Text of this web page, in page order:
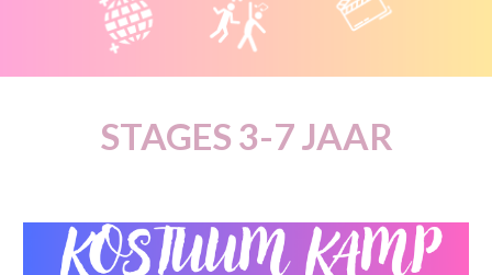
STAGES 3-7 JAAR